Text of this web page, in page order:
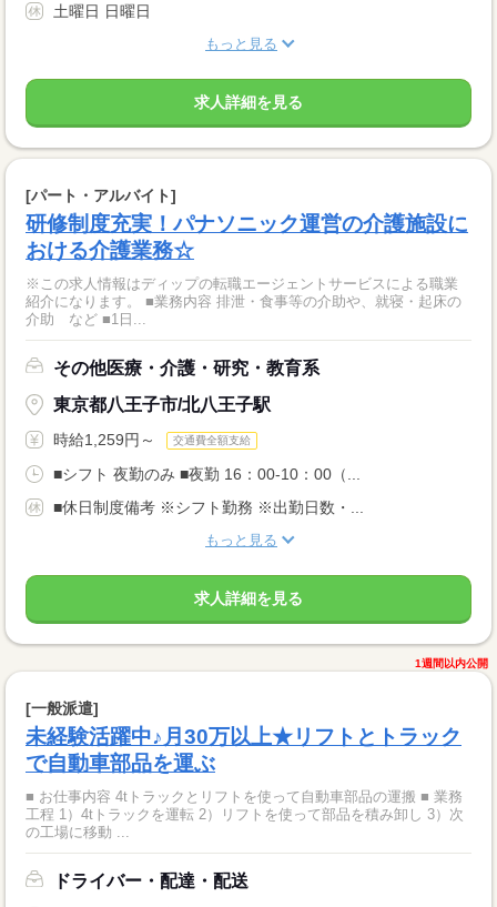
土曜日 日曜日
もっと見る
求人詳細を見る
[パート・アルバイト]
研修制度充実！パナソニック運営の介護施設に
おける介護業務☆
※この求人情報はディップの転職エージェントサービスによる職業
紹介になります。 ■業務内容 排泄・食事等の介助や、就寝・起床の
介助 など ■1日...
その他医療・介護・研究・教育系
東京都八王子市/北八王子駅
時給1,259円～ 交通費全額支給
■シフト 夜勤のみ ■夜勤 16：00-10：00（...
■休日制度備考 ※シフト勤務 ※出勤日数・...
もっと見る
求人詳細を見る
1週間以内公開
[一般派遣]
未経験活躍中♪月30万以上★リフトとトラック
で自動車部品を運ぶ
■ お仕事内容 4tトラックとリフトを使って自動車部品の運搬 ■ 業務
工程 1）4tトラックを運転 2）リフトを使って部品を積み卸し 3）次
の工場に移動 ...
ドライバー・配達・配送